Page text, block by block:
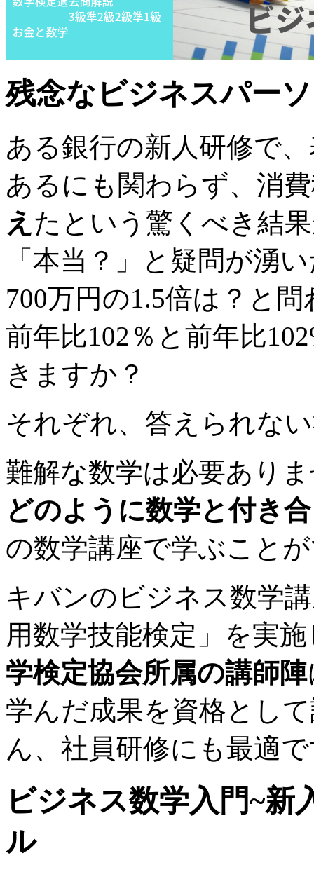
残念なビジネスパー
ある銀行の新人研修で
あるにも関わらず、消
え たという驚くべき結
「本当？」と疑問が湧
700万円の1.5倍は？と
前年比102％と前年比
きますか？
それぞれ、答えられな
難解な数学は必要あり
どのように数学と付き
の数学講座で学ぶこと
キバンのビジネス数学
用数学技能検定」を実
学検定協会所属の講師陣
学んだ成果を資格とし
ん、社員研修にも最適
ビジネス数学入門~新
ル